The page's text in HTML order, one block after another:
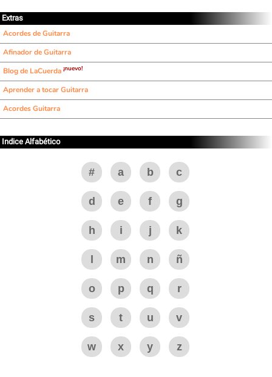
Extras
Acordes de Guitarra
Afinador de Guitarra
Blog de LaCuerda ¡nuevo!
Aprender a tocar Guitarra
Acordes Guitarra
Indice Alfabético
# a b c
d e f g
h i j k
m n ñ
o p q r
s t u v
w x y z